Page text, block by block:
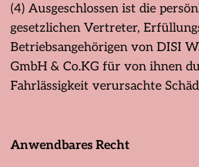
(4) Ausgeschlossen ist die
gesetzlichen Vertreter,
Betriebsangehörigen von DISI
GmbH & Co.KG für von ihnen
Fahrlässigkeit verursachte
Anwendbares Recht